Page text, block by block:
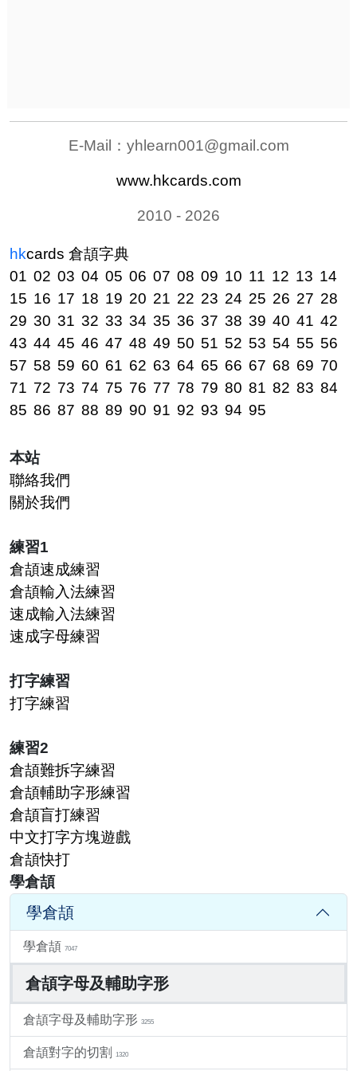
E-Mail： yhlearn001@gmail.com
www.hkcards.com
2010 - 2026
hkcards 倉頡字典
01 02 03 04 05 06 07 08 09 10 11 12 13 14
15 16 17 18 19 20 21 22 23 24 25 26 27 28
29 30 31 32 33 34 35 36 37 38 39 40 41 42
43 44 45 46 47 48 49 50 51 52 53 54 55 56
57 58 59 60 61 62 63 64 65 66 67 68 69 70
71 72 73 74 75 76 77 78 79 80 81 82 83 84
85 86 87 88 89 90 91 92 93 94 95
本站
聯絡我們
關於我們
練習1
倉頡速成練習
倉頡輸入法練習
速成輸入法練習
速成字母練習
打字練習
打字練習
練習2
倉頡難拆字練習
倉頡輔助字形練習
倉頡盲打練習
中文打字方塊遊戲
倉頡快打
學倉頡
學倉頡
學倉頡 7047
倉頡字母及輔助字形
倉頡字母及輔助字形 3255
倉頡對字的切割 1320